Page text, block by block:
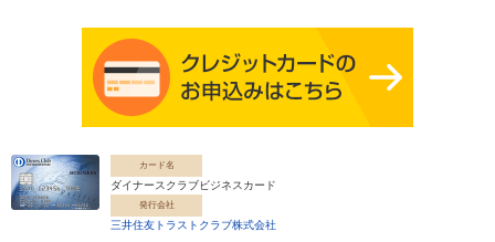
カード名
ダイナースクラブビジネスカード
発行会社
三井住友トラストクラブ株式会社